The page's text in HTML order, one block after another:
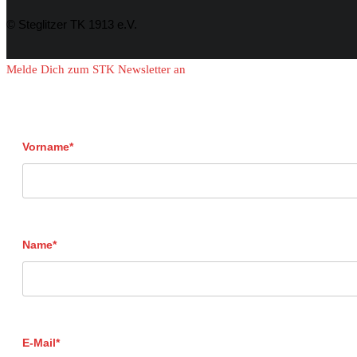
© Steglitzer TK 1913 e.V.
Melde Dich zum STK Newsletter an
Vorname*
Name*
E-Mail*